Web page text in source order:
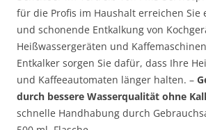
für die Profis im Haushalt erreichen Sie
und schonende Entkalkung von
Heißwassergeräten und
Entkalker sorgen Sie dafür, dass Ihre
und Kaffeeautomaten länger halten. –
durch bessere Wasserqualität ohne
schnelle Handhabung durch